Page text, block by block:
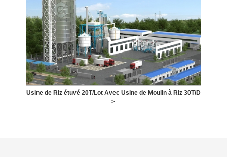
Usine de Riz étuvé 20T/Lot Avec Usine de Moulin à Riz 30T/D
>